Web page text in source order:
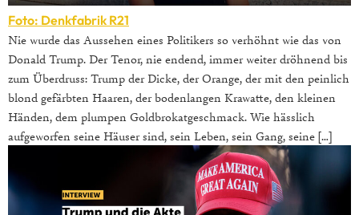
Foto: Denkfabrik R21
Nie wurde das Aussehen eines Politikers so verhöhnt wie das von
Donald Trump. Der Tenor, nie endend, immer weiter dröhnend bis
zum Überdruss: Trump der Dicke, der Orange, der mit den peinlich
blond gefärbten Haaren, der bodenlangen Krawatte, den kleinen
Händen, dem plumpen Goldbrokatgeschmack. Wie hässlich
aufgeworfen seine Häuser sind, sein Leben, sein Gang, seine […]